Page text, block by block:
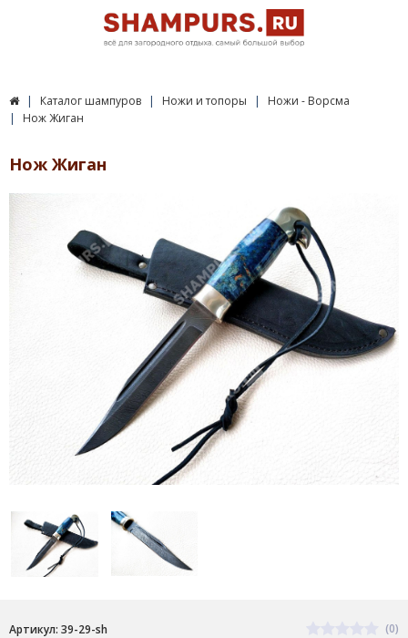
Каталог шампуров Ножи и топоры
Ножи - Ворсма
Нож Жиган
Нож Жиган
Артикул: 39-29-sh (0)